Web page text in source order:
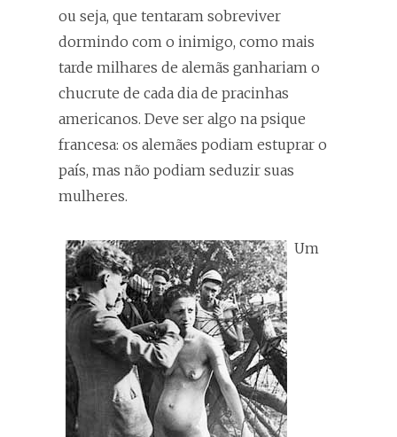
ou seja, que tentaram sobreviver
dormindo com o inimigo, como mais
tarde milhares de alemãs ganhariam o
chucrute de cada dia de pracinhas
americanos. Deve ser algo na psique
francesa: os alemães podiam estuprar o
país, mas não podiam seduzir suas
mulheres.
Um